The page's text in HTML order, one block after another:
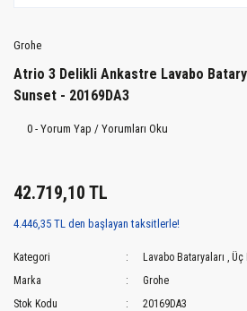
Grohe
Atrio 3 Delikli Ankastre Lavabo
Sunset - 20169DA3
0 - Yorum Yap / Yorumları Oku
42.719,10 TL
4.446,35 TL den başlayan taksitlerle!
Kategori Lavabo Bataryaları ,Üç
Marka
Grohe
Stok Kodu
20169DA3